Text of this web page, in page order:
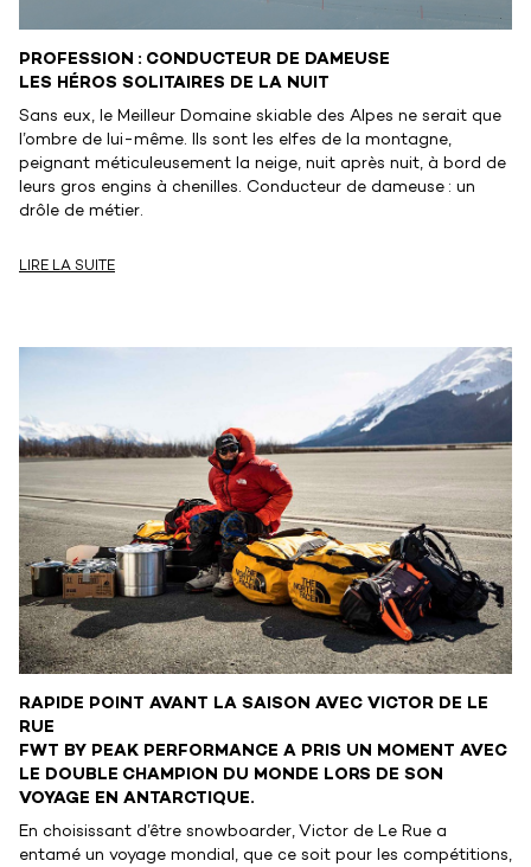
PROFESSION : CONDUCTEUR DE DAMEUSE
LES HÉROS SOLITAIRES DE LA NUIT
Sans eux, le Meilleur Domaine skiable des Alpes ne serait que
l’ombre de lui-même. Ils sont les elfes de la montagne,
peignant méticuleusement la neige, nuit après nuit, à bord de
leurs gros engins à chenilles. Conducteur de dameuse : un
drôle de métier.
LIRE LA SUITE
RAPIDE POINT AVANT LA SAISON AVEC VICTOR DE LE
RUE
FWT BY PEAK PERFORMANCE A PRIS UN MOMENT AVEC
LE DOUBLE CHAMPION DU MONDE LORS DE SON
VOYAGE EN ANTARCTIQUE.
En choisissant d’être snowboarder, Victor de Le Rue a
entamé un voyage mondial, que ce soit pour les compétitions,